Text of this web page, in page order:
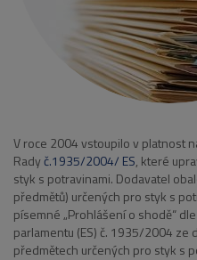
V roce 2004 vstoupilo v platnost
Radyč.1935/2004/ ES, které
styk s potravinami. Dodavatel
předmětů) určených pro styk s
písemné „Prohlášení o shodě“
parlamentu (ES) č. 1935/2004 ze
předmětech určených pro styk s